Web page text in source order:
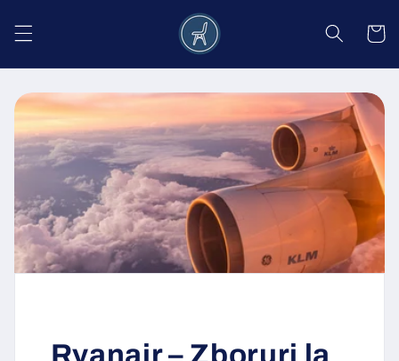
conținut
Coș